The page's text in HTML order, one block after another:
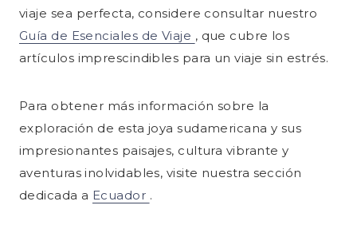
viaje sea perfecta, considere consultar nuestro
Guía de Esenciales de Viaje , que cubre los
artículos imprescindibles para un viaje sin estrés.
Para obtener más información sobre la
exploración de esta joya sudamericana y sus
impresionantes paisajes, cultura vibrante y
aventuras inolvidables, visite nuestra sección
dedicada a Ecuador .